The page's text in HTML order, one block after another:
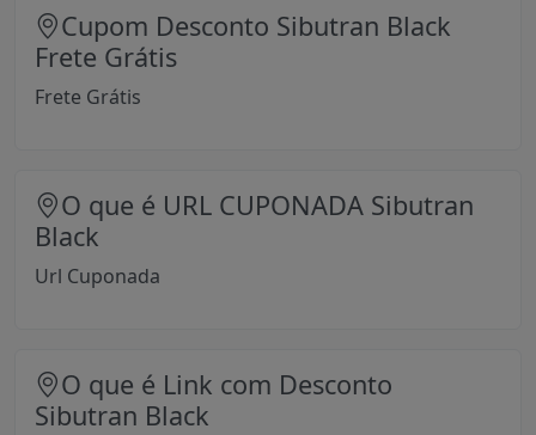
Cupom Desconto Sibutran Black
Frete Grátis
Frete Grátis
O que é URL CUPONADA Sibutran
Black
Url Cuponada
O que é Link com Desconto
Sibutran Black